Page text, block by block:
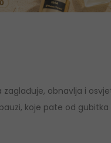
obnavlja i
koje pate od